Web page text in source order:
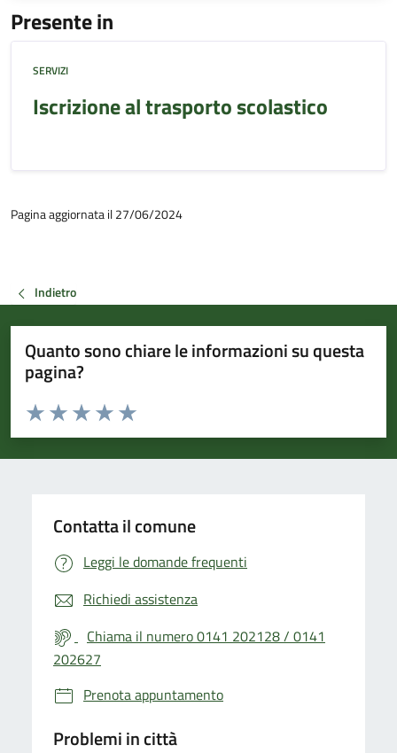
Presente in
SERVIZI
Iscrizione al trasporto scolastico
Pagina aggiornata il 27/06/2024
Indietro
Quanto sono chiare le informazioni su questa
pagina?
Valuta da 1 a 5 stelle la pagina
Valuta 5 stelle su 5
Valuta 4 stelle su 5
Valuta 3 stelle su 5
Valuta 2 stelle su 5
Valuta 1 stelle su 5
Contatta il comune
Leggi le domande frequenti
Richiedi assistenza
Chiama il numero 0141 202128 / 0141
202627
Prenota appuntamento
Problemi in città